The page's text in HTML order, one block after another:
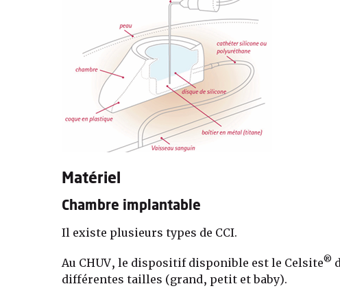
Matériel
Chambre implantable
Il existe plusieurs types de CCI.
Au CHUV, le dispositif disponible est le Celsite®
différentes tailles (grand, petit et baby).